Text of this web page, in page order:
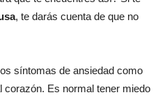
, te darás cuenta de que no
síntomas de ansiedad como
corazón. Es normal tener miedo